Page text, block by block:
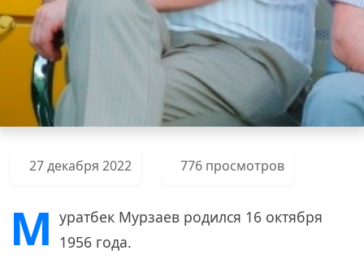
27 декабря 2022 776 просмотров
М уратбек Мурзаев родился 16 октября
1956 года.